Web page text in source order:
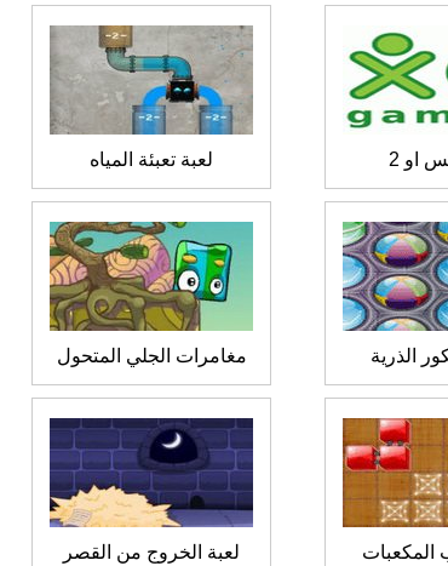
او 2 لعبة تعبئة المياه
الذرية مغامرات الجلي المتحول
المكعبات لعبة الخروج من القصر